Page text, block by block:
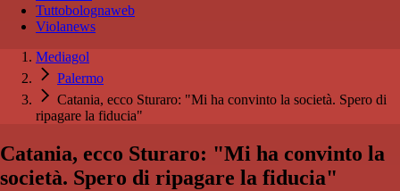
Tuttobolognaweb
Violanews
Mediagol
Palermo
Catania, ecco Sturaro: "Mi ha convinto la società. Spero di
ripagare la fiducia"
Catania, ecco Sturaro: "Mi ha convinto la
società. Spero di ripagare la fiducia"